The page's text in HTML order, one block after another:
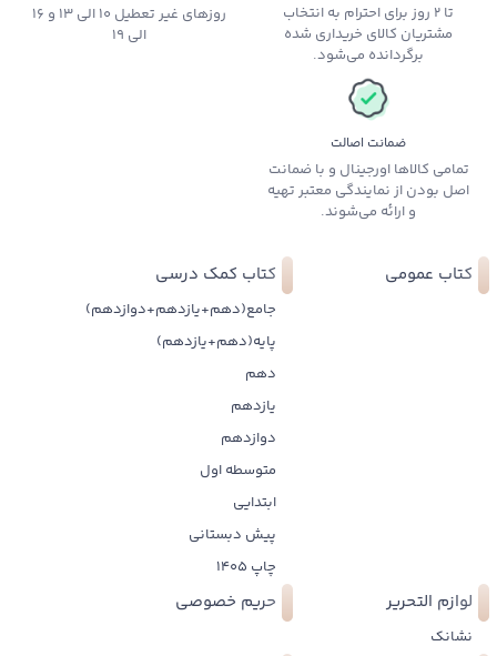
تا 2 روز برای احترام به انتخاب
مشتریان کالای خریداری شده
برگردانده می‌شود.
روزهای غیر تعطیل 10 الی 13 و 16
الی 19
ضمانت اصالت
تمامی کالاها اورجینال و با ضمانت
اصل بودن از نمایندگی معتبر تهیه
و ارائه می‌شوند.
کتاب عمومی کتاب کمک درسی
جامع(دهم+یازدهم+دوازدهم)
پایه(دهم+یازدهم)
دهم
یازدهم
دوازدهم
متوسطه اول
ابتدایی
پیش دبستانی
چاپ 1405
لوازم التحریر
نشانک
حریم خصوصی